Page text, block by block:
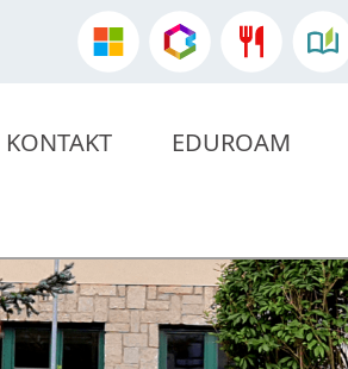
KONTAKT EDUROAM